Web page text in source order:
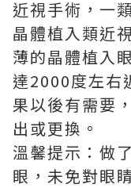
近視手術，一
晶體植入類近
薄的晶體植入
達2000度左右
果以後有需要
出或更換。
溫馨提示：做
眼，未免對眼